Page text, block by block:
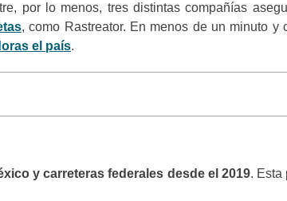
por lo menos, tres distintas compañías
, como Rastreator. En menos de un minuto y
el país.
y carreteras federales desde el 2019. Esta